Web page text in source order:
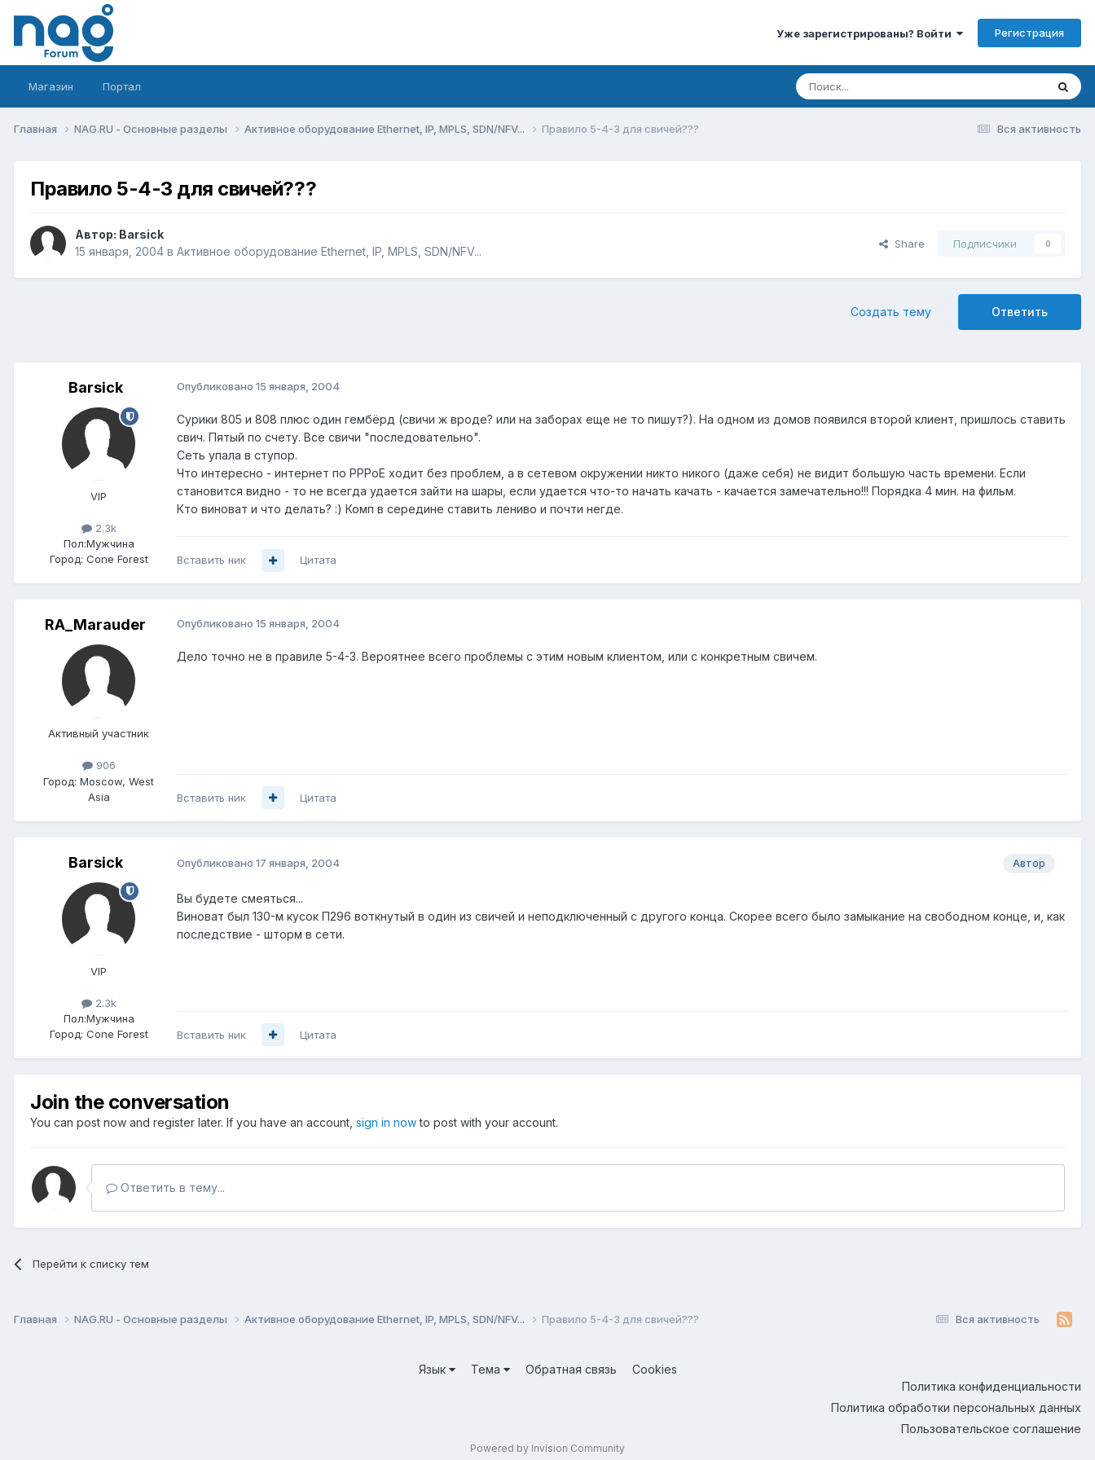
Уже зарегистрированы? Войти Регистрация
Магазин Портал
Вся активность
Главная NAG.RU - Основные разделы Активное оборудование Ethernet, IP, MPLS, SDN/NFV... Правило 5-4-3 для свичей???
Правило 5-4-3 для свичей???
Автор: Barsick
15 января, 2004 в Активное оборудование Ethernet, IP, MPLS, SDN/NFV...
Share Подписчики 0
Ответить
Создать тему
Barsick
VIP
2.3k
Пол:Мужчина
Город: Cone Forest
Опубликовано 15 января, 2004
Сурики 805 и 808 плюс один гембёрд (свичи ж вроде? или на заборах еще не то пишут?). На одном из домов появился второй клиент, пришлось ставить
свич. Пятый по счету. Все свичи "последовательно".
Сеть упала в ступор.
Что интересно - интернет по PPPoE ходит без проблем, а в сетевом окружении никто никого (даже себя) не видит большую часть времени. Если
становится видно - то не всегда удается зайти на шары, если удается что-то начать качать - качается замечательно!!! Порядка 4 мин. на фильм.
Кто виноват и что делать? :) Комп в середине ставить лениво и почти негде.
Вставить ник Цитата
RA_Marauder
Активный участник
906
Город: Moscow, West
Asia
Опубликовано 15 января, 2004
Дело точно не в правиле 5-4-3. Вероятнее всего проблемы с этим новым клиентом, или с конкретным свичем.
Вставить ник Цитата
Barsick
VIP
2.3k
Пол:Мужчина
Город: Cone Forest
Автор
Опубликовано 17 января, 2004
Вы будете смеяться...
Виноват был 130-м кусок П296 воткнутый в один из свичей и неподключенный с другого конца. Скорее всего было замыкание на свободном конце, и, как
последствие - шторм в сети.
Вставить ник Цитата
Join the conversation
You can post now and register later. If you have an account, sign in nowto post with your account.
Ответить в тему...
Перейти к списку тем
Вся активность
Главная NAG.RU - Основные разделы Активное оборудование Ethernet, IP, MPLS, SDN/NFV... Правило 5-4-3 для свичей???
Язык Тема Обратная связь
Cookies
Политика конфиденциальности
Политика обработки персональных данных
Пользовательское соглашение
Powered by Invision Community